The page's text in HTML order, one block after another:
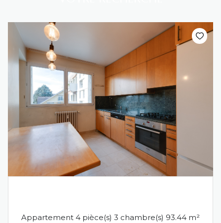
Appartement 4 pièce(s) 3 chambre(s) 93.44 m²